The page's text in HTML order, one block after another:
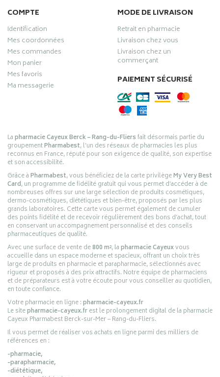
COMPTE
Identification
Mes coordonnées
Mes commandes
Mon panier
Mes favoris
Ma messagerie
MODE DE LIVRAISON
Retrait en pharmacie
Livraison chez vous
Livraison chez un
commerçant
PAIEMENT SÉCURISÉ
Lapharmacie Cayeux Berck – Rang-du-Fliersfait désormais partie du
groupementPharmabest, l’un des réseaux de pharmacies les plus
reconnus en France, réputé pour son exigence de qualité, son expertise
et son accessibilité.
Grâce àPharmabest, vous bénéficiez de la carte privilègeMy Very Best
Card, un programme de fidélité gratuit qui vous permet d’accéder à de
nombreuses offres sur une large sélection de produits cosmétiques,
dermo-cosmétiques, diététiques et bien-être, proposés par les plus
grands laboratoires. Cette carte vous permet également de cumuler
des points fidélité et de recevoir régulièrement des bons d’achat, tout
en conservant un accompagnement personnalisé et des conseils
pharmaceutiques de qualité.
Avec une surface de vente de800 m², lapharmacie Cayeuxvous
accueille dans un espace moderne et spacieux, offrant un choix très
large de produits en pharmacie et parapharmacie, sélectionnés avec
rigueur et proposés à des prix attractifs. Notre équipe de pharmaciens
et de préparateurs est à votre écoute pour vous conseiller au quotidien,
en toute confiance.
Votre pharmacie en ligne :pharmacie-cayeux.fr
Le sitepharmacie-cayeux.frest le prolongement digital de la pharmacie
Cayeux Pharmabest Berck-sur-Mer – Rang-du-Fliers.
Il vous permet de réaliser vos achats en ligne parmi des milliers de
références en :
-pharmacie,
-parapharmacie,
-diététique,